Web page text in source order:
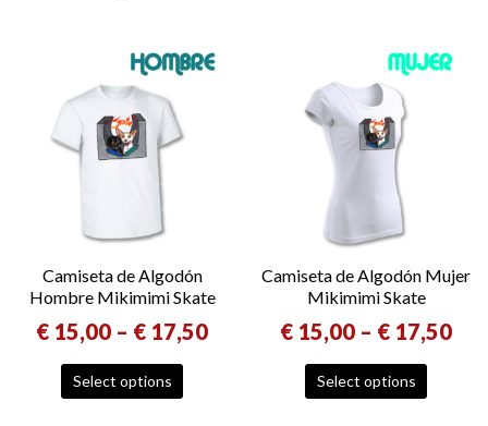
Camiseta de Algodón
Hombre Mikimimi Skate
€ 15,00 – € 17,50
Select options
Camiseta de Algodón Mujer
Mikimimi Skate
€ 15,00 – € 17,50
Select options